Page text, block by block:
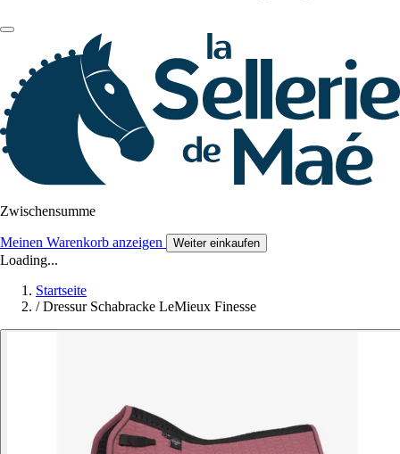
Zwischensumme
Meinen Warenkorb anzeigen Weiter einkaufen
Loading...
Startseite
/ Dressur Schabracke LeMieux Finesse